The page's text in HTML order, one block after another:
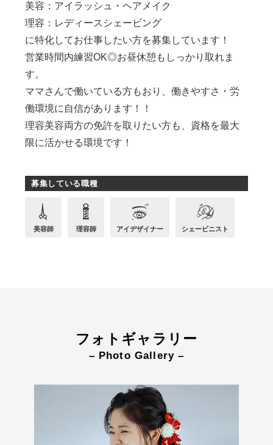
美容：アイラッシュ・ヘアメイク
理容：レディースシェービング
に特化してお仕事したい方を募集しています！
営業時間内練習OK◎お昼休憩もしっかり取れま
す。
ママさんで働いている方もおり、働きやすさ・労
働環境に自信があります！！
理容美容両方の免許を取りたい方も、資格を最大
限に活かせる環境です！
募集している職種
美容師 理容師 アイデザイナー シェービニスト
フォトギャラリー
– Photo Gallery –